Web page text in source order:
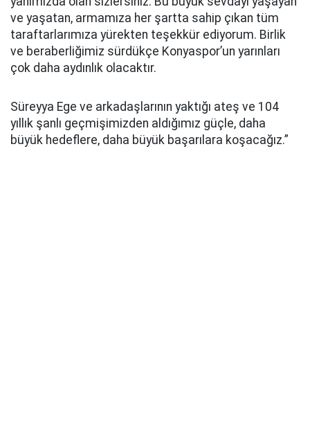
ve yaşatan, armamıza her şartta sahip çıkan tüm
taraftarlarımıza yürekten teşekkür ediyorum. Birlik
ve beraberliğimiz sürdükçe Konyaspor’un yarınları
çok daha aydınlık olacaktır.
Süreyya Ege ve arkadaşlarının yaktığı ateş ve 104
yıllık şanlı geçmişimizden aldığımız güçle, daha
büyük hedeflere, daha büyük başarılara koşacağız.”